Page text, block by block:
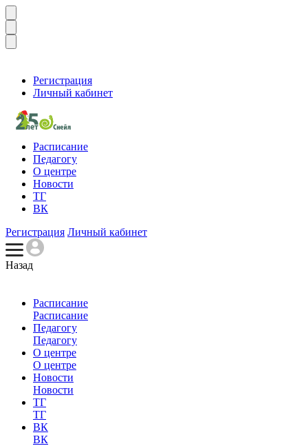
Регистрация
Личный кабинет
Расписание
Педагогу
О центре
Новости
ТГ
ВК
Регистрация Личный кабинет
Назад
Расписание
Расписание
Педагогу
Педагогу
О центре
О центре
Новости
Новости
ТГ
ТГ
ВК
ВК